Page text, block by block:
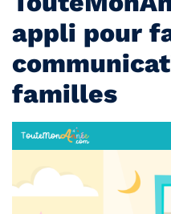
appli pour
familles